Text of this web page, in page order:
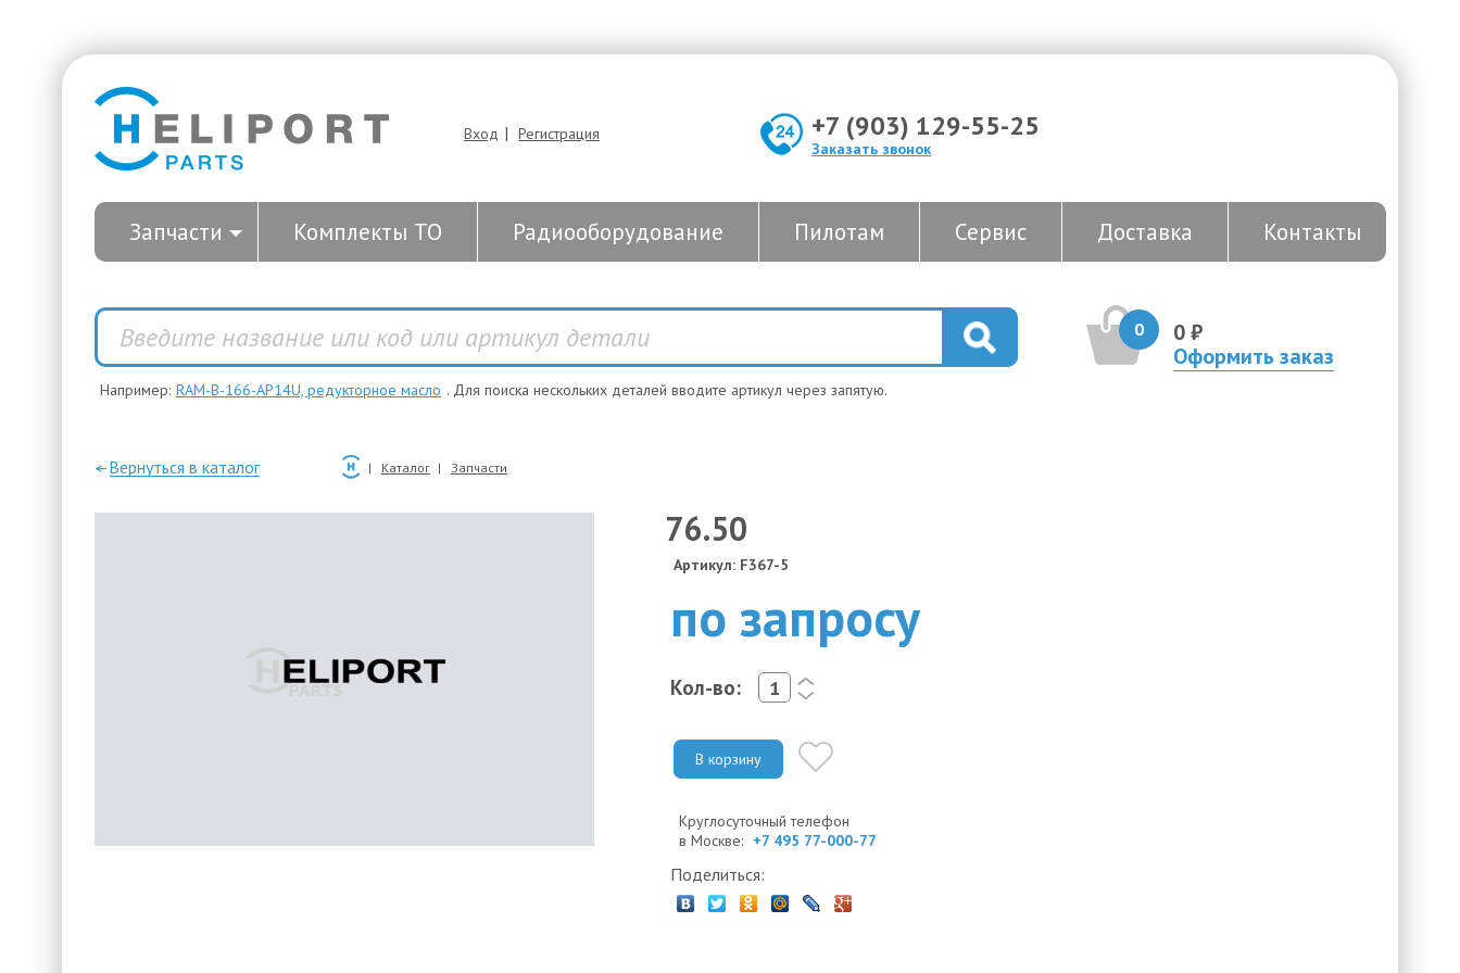
Вход | Регистрация +7 (903) 129-55-25
Заказать звонок
Запчасти Комплекты ТО Радиооборудование Пилотам Сервис Доставка Контакты
0
0 ₽
Оформить заказ
Например: RAM-B-166-AP14U, редукторное масло . Для поиска нескольких деталей вводите артикул через запятую.
—Вернуться в каталог Каталог Запчасти
76.50
Артикул: F367-5
по запросу
Кол-во:
<
>
В корзину
Круглосуточный телефон
в Москве: +7 495 77-000-77
Поделиться: